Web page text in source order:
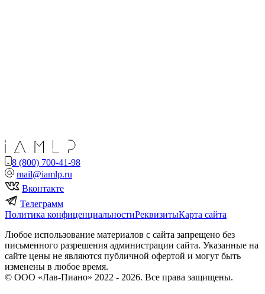
8 (800) 700-41-98
mail@iamlp.ru
Вконтакте
Телеграмм
Политика конфиценциальностиРеквизитыКарта сайта
Любое использование материалов с сайта запрещено без
письменного разрешения администрации сайта. Указанные на
сайте цены не являются публичной офертой и могут быть
изменены в любое время.
© ООО «Лав-Пиано» 2022 - 2026. Все права защищены.